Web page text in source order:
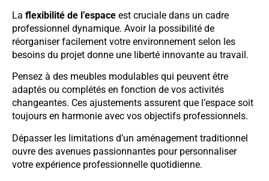
La flexibilité de l’espace est cruciale dans un cadre
professionnel dynamique. Avoir la possibilité de
réorganiser facilement votre environnement selon les
besoins du projet donne une liberté innovante au travail.
Pensez à des meubles modulables qui peuvent être
adaptés ou complétés en fonction de vos activités
changeantes. Ces ajustements assurent que l’espace soit
toujours en harmonie avec vos objectifs professionnels.
Dépasser les limitations d’un aménagement traditionnel
ouvre des avenues passionnantes pour personnaliser
votre expérience professionnelle quotidienne.